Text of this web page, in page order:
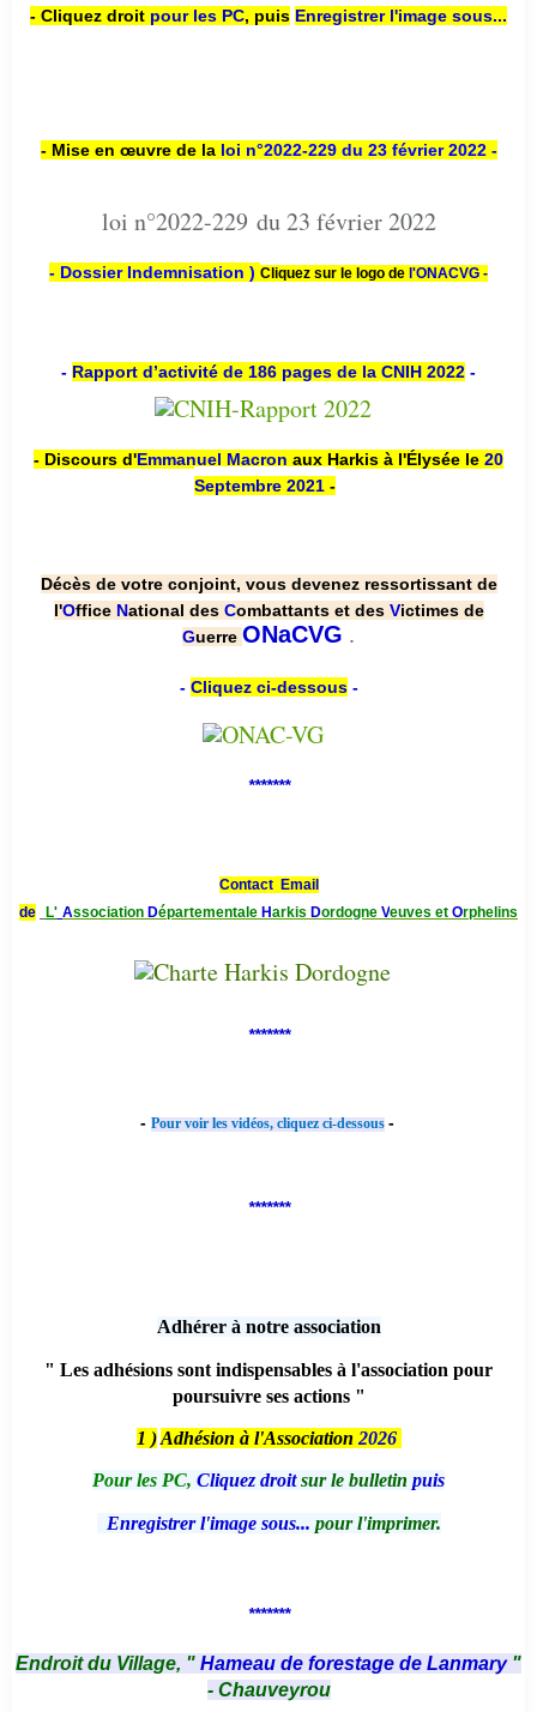
- Cliquez droit pour les PC, puis Enregistrer l'image sous...
- Mise en œuvre de la loi n°2022-229 du 23 février 2022 -
loi n°2022-229 du 23 février 2022
- Dossier Indemnisation ) Cliquez sur le logo de l'ONACVG -
- Rapport d’activité de 186 pages de la CNIH 2022 -
- Discours d'Emmanuel Macron aux Harkis à l'Élysée le 20
Septembre 2021 -
Décès de votre conjoint, vous devenez ressortissant de
l'Office National des Combattants et des Victimes de
Guerre ONaCVG .
- Cliquez ci-dessous-
*******
Contact Email
de
L' Association Départementale Harkis Dordogne Veuves et Orphelins
*******
- Pour voir les vidéos, cliquez ci-dessous -
*******
Adhérer à notre association
" Les adhésions sont indispensables à l'association pour
poursuivre ses actions "
1 ) Adhésion à l'Association 2026
Pour les PC, Cliquez droitsur le bulletin puis
Enregistrer l'image sous... pour l'imprimer.
*******
Endroit du Village, " Hameau de forestage de Lanmary "
- Chauveyrou